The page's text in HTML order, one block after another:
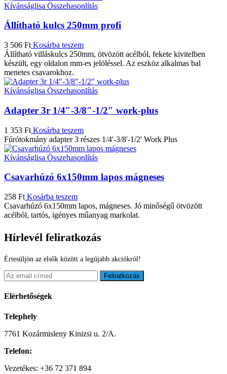
Kívánságlisa Összehasonlítás
Állítható kulcs 250mm profi
3 506 Ft Kosárba teszem
Állítható villáskulcs 250mm, ötvözött acélból, fekete kivitelben
készült, egy oldalon mm-es jelöléssel. Az eszköz alkalmas bal
menetes csavarokhoz.
Kívánságlisa Összehasonlítás
Adapter 3r 1/4″-3/8″-1/2″ work-plus
1 353 Ft Kosárba teszem
Fúrótokmány adapter 3 részes 1/4'-3/8'-1/2' Work Plus
Kívánságlisa Összehasonlítás
Csavarhúzó 6x150mm lapos mágneses
258 Ft Kosárba teszem
Csavarhúzó 6x150mm lapos, mágneses. Jó minőségű ötvözött
acélból, tartós, igényes műanyag markolat.
Hírlevél feliratkozás
Értesüljön az elsők között a legújabb akciókról!
Feliratkozás
Elérhetőségek
Telephely
7761 Kozármisleny Kinizsi u. 2/A.
Telefon:
Vezetékes: +36 72 371 894